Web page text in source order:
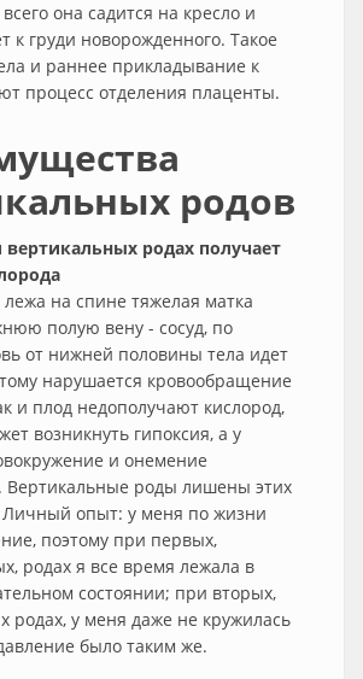
она садится на кресло и
к груди новорожденного. Такое
и раннее прикладывание к
процесс отделения плаценты.
родов
вертикальных родах получает
на спине тяжелая матка
полую вену - сосуд, по
от нижней половины тела идет
нарушается кровообращение
и плод недополучают кислород,
возникнуть гипоксия, а у
и онемение
Вертикальные роды лишены этих
Личный опыт: у меня по жизни
поэтому при первых,
родах я все время лежала в
состоянии; при вторых,
родах, у меня даже не кружилась
было таким же.